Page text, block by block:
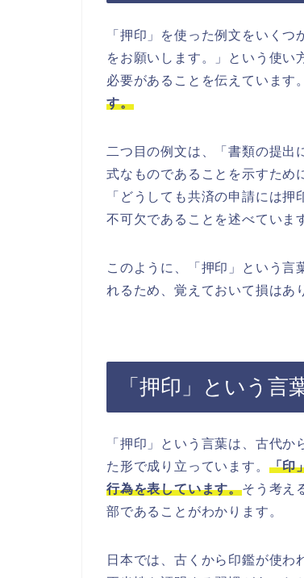
「押印」を使った例文をいく
をお願いします。」という使い
必要があることを伝えています。
す。
二つ目の例文は、「書類の提出
式なものであることを示すため
「どうしても共済の申請には
不可欠であることを述べていま
このように、「押印」という言
れるため、覚えておいて損はあ
「押印」という
「押印」という言葉は、古代
た形で成り立っています。 「印
行為を表しています。そう考え
部であることがわかります。
日本では、古くから印鑑が使